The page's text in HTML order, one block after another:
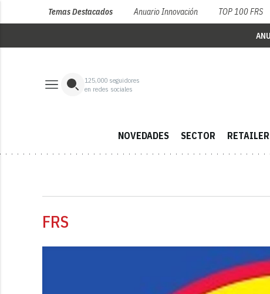
Temas Destacados Anuario Innovación TOP 100 FRS
125,000 seguidores
en redes sociales
NOVEDADES SECTOR
FRS